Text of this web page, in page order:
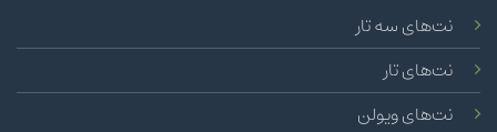
نت‌های سه تار
نت‌های تار
نت‌های ویولن